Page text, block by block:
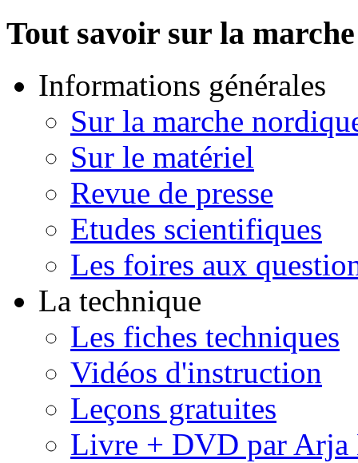
Tout savoir sur la
Informations générales
Sur la marche
Sur le matériel
Revue de presse
Etudes scientifiques
Les foires aux
La technique
Les fiches techniques
Vidéos d'instruction
Leçons gratuites
Livre + DVD par Arja